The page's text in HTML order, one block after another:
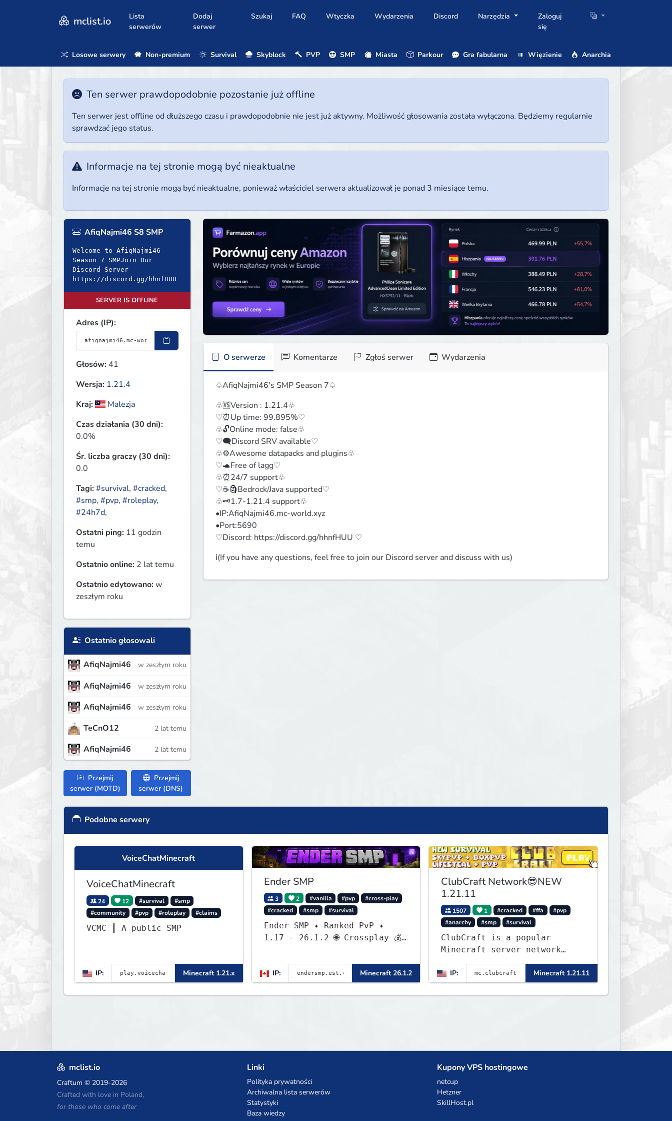
mclist.io
Lista
serwerów
Dodaj
serwer
Szukaj FAQ Wtyczka Wydarzenia Discord Narzędzia
Zaloguj
się
Losowe serwery Non-premium Survival Skyblock PVP SMP Miasta Parkour Gra fabularna Więzienie Anarchia
Ten serwer prawdopodobnie pozostanie już offline
Ten serwer jest offline od dłuższego czasu i prawdopodobnie nie jest już aktywny. Możliwość głosowania została wyłączona. Będziemy regularnie
sprawdzać jego status.
Informacje na tej stronie mogą być nieaktualne
Informacje na tej stronie mogą być nieaktualne, ponieważ właściciel serwera aktualizował je ponad 3 miesiące temu.
AfiqNajmi46 S8 SMP
Welcome to AfiqNajmi46
Season 7 SMPJoin Our
Discord Server
https://discord.gg/hhnfHUU
SERVER IS OFFLINE
Adres (IP):
Głosów: 41
Wersja: 1.21.4
Kraj:
Malezja
Czas działania (30 dni):
0.0%
Śr. liczba graczy (30 dni):
0.0
Tagi:#survival, #cracked,
#smp, #pvp, #roleplay,
#24h7d,
Ostatni ping: 11 godzin
temu
Ostatnio online: 2 lat temu
Ostatnio edytowano:w
zeszłym roku
Ostatnio głosowali
AfiqNajmi46 w zeszłym roku
AfiqNajmi46 w zeszłym roku
AfiqNajmi46 w zeszłym roku
TeCnO12 2 lat temu
AfiqNajmi46 2 lat temu
Przejmij
serwer (MOTD)
Przejmij
serwer (DNS)
O serwerze Komentarze Zgłoś serwer Wydarzenia
♤AfiqNajmi46's SMP Season 7♤
♧🆚Version : 1.21.4♧
♡⏰Up time: 99.895%♡
♧🔓Online mode: false♧
♡🗨️Discord SRV available♡
♧⚙️Awesome datapacks and plugins♧
♡🐢Free of lagg♡
♧⏰24/7 support♧
♡☕🗿Bedrock/Java supported♡
♧🗝️1.7-1.21.4 support♧
•IP:AfiqNajmi46.mc-world.xyz
•Port:5690
♡Discord: https://discord.gg/hhnfHUU ♡
ℹ️(If you have any questions, feel free to join our Discord server and discuss with us)
Podobne serwery
VoiceChatMinecraft
VoiceChatMinecraft
24 12 #survival
#smp
#community
#pvp #roleplay #claims
VCMC ┃ A public SMP
IP: Minecraft 1.21.x
Ender SMP
3 2 #vanilla #pvp
#cross-play
#cracked
#smp #survival
Ender SMP ✦ Ranked PvP ✦
1.17 - 26.1.2 🌐 Crossplay 💰
IP: Minecraft 26.1.2
ClubCraft Network😎NEW
1.21.11
1507 1 #cracked #ffa
#pvp
#anarchy
#smp #survival
ClubCraft is a popular
Minecraft server network
offering a variety of game
modes, including Survival,
Lifesteal, FFA BoxPVP,
SkyBlock, KitPVP and many
IP: Minecraft 1.21.11
mclist.io
Craftum © 2019-2026
Crafted with love in Poland,
for those who come after
Linki
Polityka prywatności
Archiwalna lista serwerów
Statystyki
Baza wiedzy
Kupony VPS hostingowe
netcup
Hetzner
SkillHost.pl